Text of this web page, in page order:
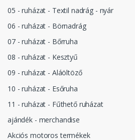
05 - ruházat - Textil nadrág - nyár
06 - ruházat - Börnadrág
07 - ruházat - Bőrruha
08 - ruházat - Kesztyű
09 - ruházat - Aláöltöző
10 - ruházat - Esőruha
11 - ruházat - Fűthető ruházat
ajándék - merchandise
Akciós motoros termékek